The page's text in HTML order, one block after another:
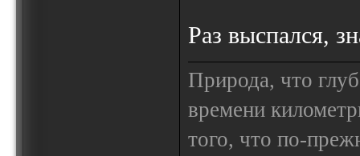
Раз выспался,
Природа, что
времени
того, что по-